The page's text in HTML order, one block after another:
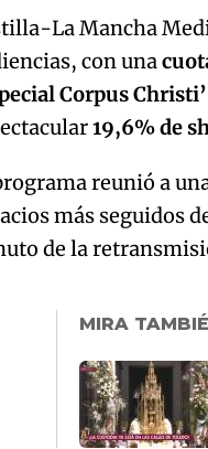
La Mancha
con una
Corpus Christi’
19,6% de
reunió a
más seguidos
de la
MIRA